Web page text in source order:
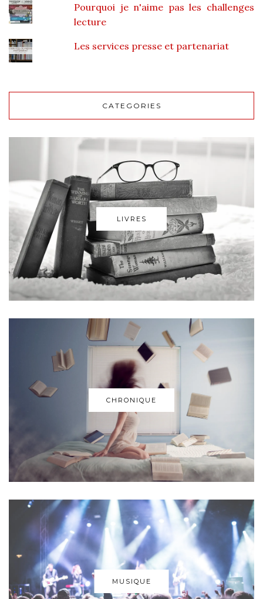
Pourquoi je n'aime pas les challenges
lecture
Les services presse et partenariat
CATEGORIES
LIVRES
CHRONIQUE
MUSIQUE